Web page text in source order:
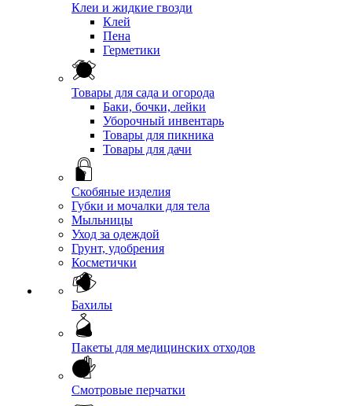
Клеи и жидкие гвозди
Клей
Пена
Герметики
Товары для сада и огорода
Баки, бочки, лейки
Уборочный инвентарь
Товары для пикника
Товары для дачи
Скобяные изделия
Губки и мочалки для тела
Мыльницы
Уход за одеждой
Грунт, удобрения
Косметички
Бахилы
Пакеты для медицинских отходов
Смотровые перчатки